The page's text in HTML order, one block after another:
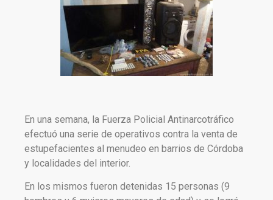
En una semana, la Fuerza Policial Antinarcotráfico
efectuó una serie de operativos contra la venta de
estupefacientes al menudeo en barrios de Córdoba
y localidades del interior.
En los mismos fueron detenidas 15 personas (9